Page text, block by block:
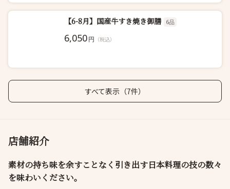
【6-8月】国産牛すき焼き御膳 6品
6,050円 （税込）
すべて表示（7件）
店舗紹介
素材の持ち味を余すことなく引き出す日本料理の技の数々
を味わいください。